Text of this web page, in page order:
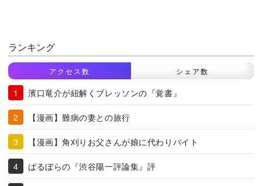
ランキング
アクセス数 シェア数
濱口竜介が紐解くブレッソンの『覚書』
【漫画】難病の妻との旅行
【漫画】角刈りお父さんが娘に代わりバイト
ばるぼらの『渋谷陽一評論集』評